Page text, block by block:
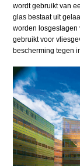
wordt gebruikt van
glas bestaat uit
worden losgeslagen
gebruikt voor
bescherming tegen